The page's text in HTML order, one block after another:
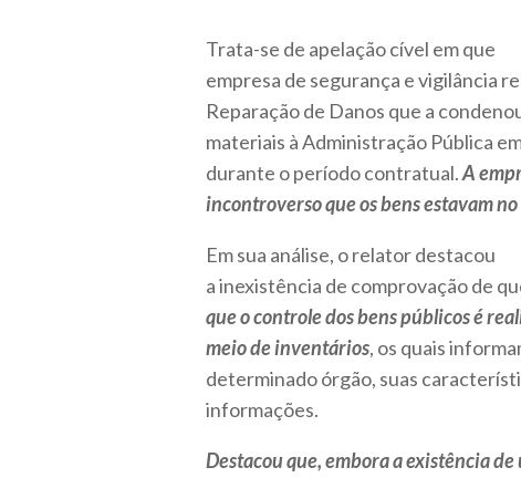
Trata-se de apelação cível em que
empresa de segurança e vigilância
Reparação de Danos que a
materiais à Administração Pública
durante o período contratual.A
incontroverso que os bens estavam
Em sua análise, o relator destacou
a inexistência de comprovação de
que o controle dos bens públicos é
meio de inventários, os quais
determinado órgão, suas
informações.
Destacou que, embora a existência